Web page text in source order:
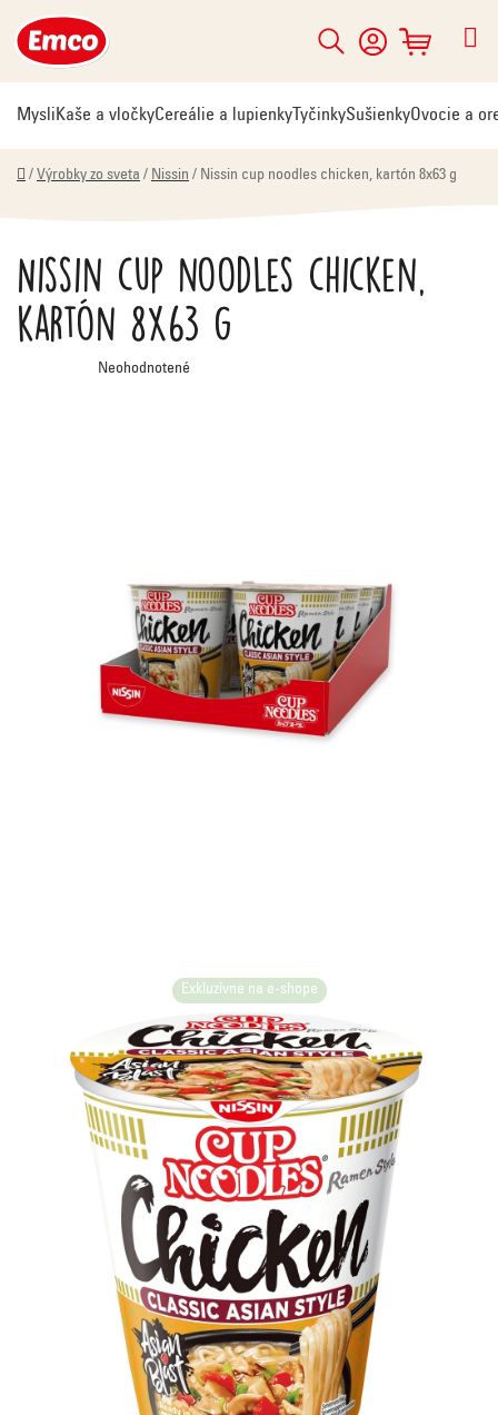
na
obsah
Hľadať
NÁKUPNÝ
KOŠÍK
MysliKaše a vločkyCereálie a lupienky TyčinkySušienkyOvocie a
Domov
/ Výrobky zo sveta / Nissin / Nissin cup noodles chicken, kartón 8x63 g
Nissin cup noodles chicken,
kartón 8x63 g
Priemerné
hodnotenie
Neohodnotené
Exkluzívne na e-shope